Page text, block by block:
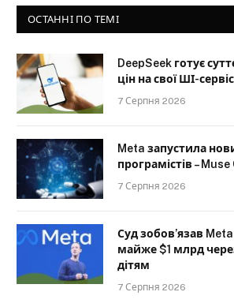
ОСТАННІ ПО ТЕМІ
DeepSeek готує
цін на свої ШІ-
7 Серпня 2026
Meta запустила
програмістів – Muse
7 Серпня 2026
Суд зобов’язав
майже $1 млрд
дітям
7 Серпня 2026